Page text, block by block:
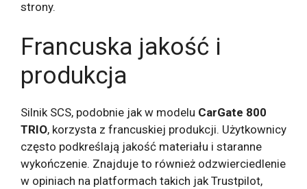
strony.
Francuska jakość i
produkcja
Silnik SCS, podobnie jak w modelu CarGate 800
TRIO, korzysta z francuskiej produkcji. Użytkownicy
często podkreślają jakość materiału i staranne
wykończenie. Znajduje to również odzwierciedlenie
w opiniach na platformach takich jak Trustpilot,